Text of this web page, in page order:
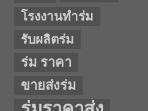
โรงงานทำร่ม
รับผลิตร่ม
ร่ม ราคา
ขายส่งร่ม